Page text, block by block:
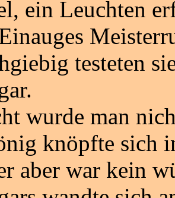
ein Leuchten
testeten
wurde man
knöpfte sich
aber war kein